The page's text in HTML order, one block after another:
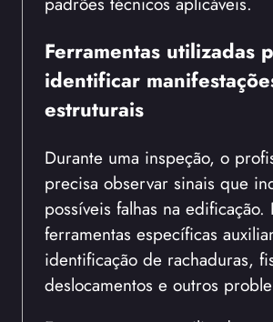
Ferramentas utilizadas
identificar
estruturais
Durante uma inspeção, o
precisa observar sinais que
possíveis falhas na edificação.
ferramentas específicas
identificação de rachaduras,
deslocamentos e outros